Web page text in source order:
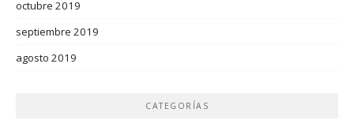
octubre 2019
septiembre 2019
agosto 2019
CATEGORÍAS